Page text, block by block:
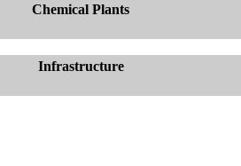
Chemical Plants
Infrastructure